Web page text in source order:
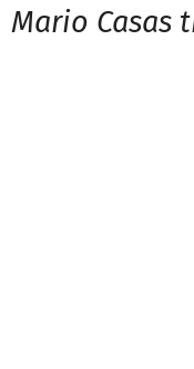
Mario Casas